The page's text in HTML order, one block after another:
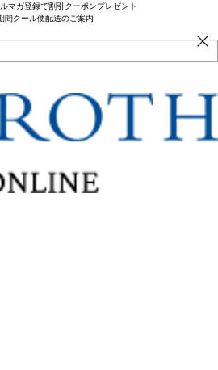
マガ登録で割引クーポンプレゼント
間クール便配送のご案内